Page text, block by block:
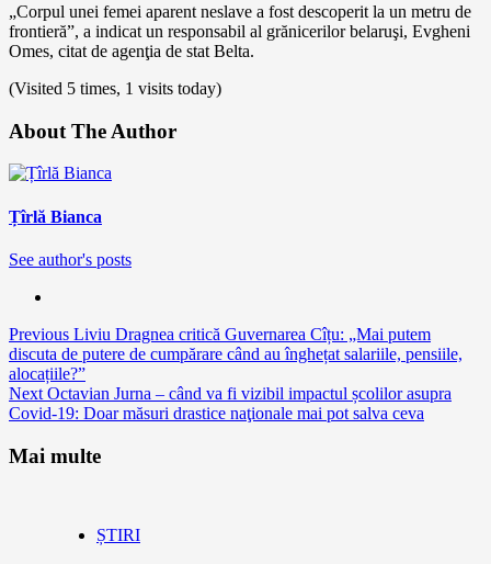
„Corpul unei femei aparent neslave a fost descoperit la un metru de
frontieră”, a indicat un responsabil al grănicerilor belaruşi, Evgheni
Omes, citat de agenţia de stat Belta.
(Visited 5 times, 1 visits today)
About The Author
Țîrlă Bianca
See author's posts
Continue
Reading
Previous Liviu Dragnea critică Guvernarea Cîțu: „Mai putem
discuta de putere de cumpărare când au înghețat salariile, pensiile,
alocațiile?”
Next Octavian Jurna – când va fi vizibil impactul școlilor asupra
Covid-19: Doar măsuri drastice naţionale mai pot salva ceva
Mai multe
ȘTIRI